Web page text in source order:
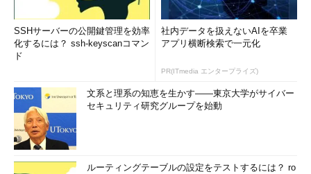
従って、単に能力が高いだけでなく、その能力を適切に発揮で
きるよう、ほかの点でギャップがあった場合には、自分を柔軟に
変えていけることが必要なのです。もちろん、常に自分を無理に
変えることはありません。あくまで良い成果につながるかどうか
が大事であり、無理に変えることで結果的に成果につながらない
す。
SSHサーバーの公開鍵管理を効率
化するには？ ssh-keyscanコマン
ド
社内データを扱えないAIを卒業
アプリ横断検索で一元化
PR(ITmedia エンタープライズ)
文系と理系の知恵を生かす――東京大学がサイバー
セキュリティ研究グループを始動
ルーティングテーブルの設定をテストするには？ ro